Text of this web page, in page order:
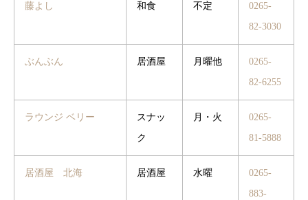
藤よし 和食 不定
0265-
82-3030
ぶんぶん 居酒屋 月曜他
0265-
82-6255
ラウンジ ベリー
スナッ
ク
月・火
0265-
81-5888
居酒屋 北海 居酒屋 水曜
0265-
883-